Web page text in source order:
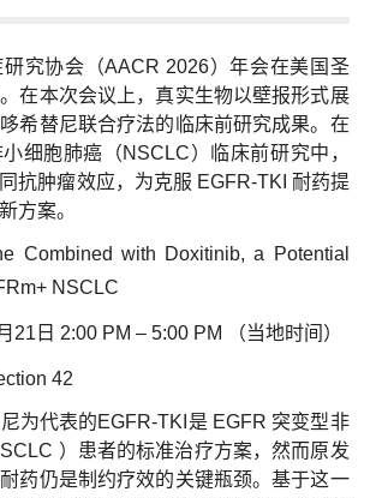
究协会（AACR 2026）年会在美国圣
在本次会议上，真实生物以壁报形式展
希替尼联合疗法的临床前研究成果。在
细胞肺癌（NSCLC）临床前研究中，
抗肿瘤效应，为克服 EGFR-TKI 耐药提
方案。
Combined with Doxitinib, a Potential
NSCLC
21日 2:00 PM – 5:00 PM （当地时间）
42
为代表的EGFR-TKI是 EGFR 突变型非
）患者的标准治疗方案，然而原发
药仍是制约疗效的关键瓶颈。基于这一